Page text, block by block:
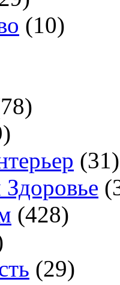
(10)
(31)
(428)
(29)